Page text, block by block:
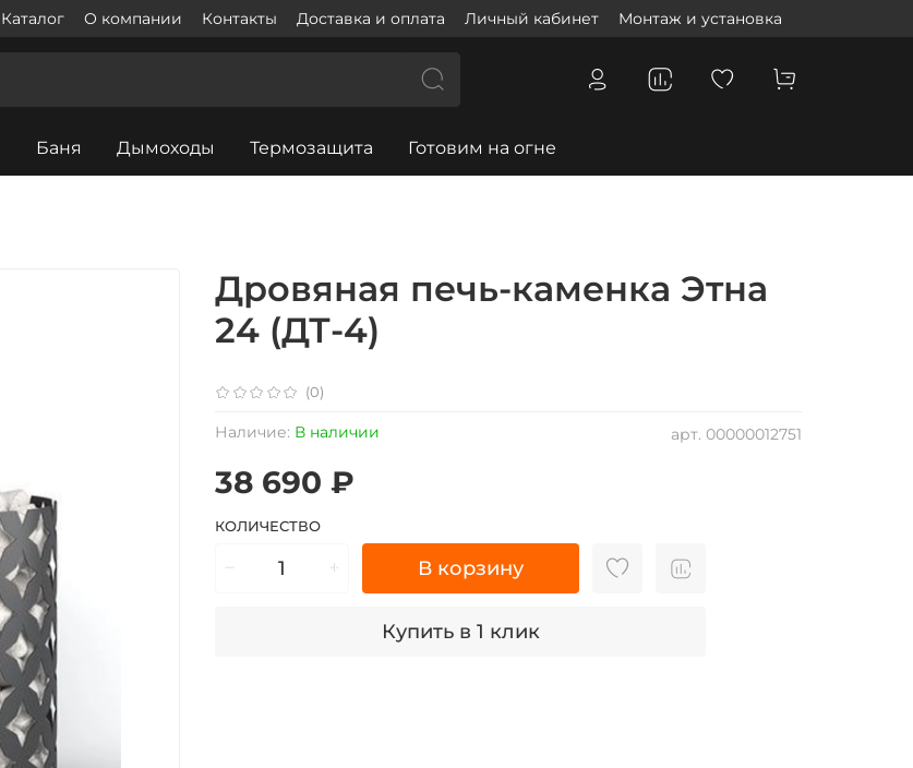
Каталог О компании Контакты Доставка и оплата Личный кабинет Монтаж и установка
Баня Дымоходы Термозащита Готовим на огне
(0)
арт. 00000012751
Наличие: В наличии
Дровяная печь-каменка Этна
24 (ДТ-4)
38 690 ₽
КОЛИЧЕСТВО
В корзину
Купить в 1 клик